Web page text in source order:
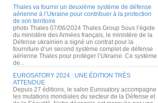
Thales va fournir un deuxième système de défense
aérienne à l’Ukraine pour contribuer à la protection
de son territoire
photo Thales 07/06/2024 Thales Group Sous l’égide
du ministère des Armées français, le ministère de la
Défense ukrainien a signé un contrat pour la
fourniture d’un second système complet de défense
aérienne Thales pour protéger l’Ukraine. Ce système
de...
EUROSATORY 2024 : UNE ÉDITION TRÈS
ATTENDUE
Depuis 27 éditions, le salon Eurosatory accompagne
les mutations mondiales du secteur de la Défense et